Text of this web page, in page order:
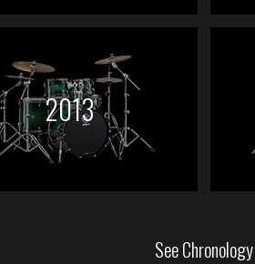
2013
See Chronology